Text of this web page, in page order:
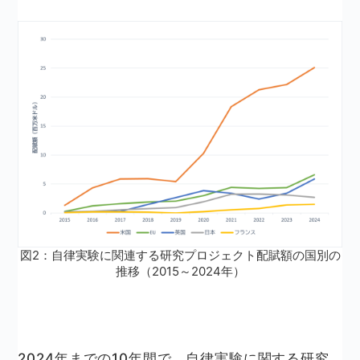
図2：自律実験に関連する研究プロジェクト配賦額の国別の
推移（2015～2024年）